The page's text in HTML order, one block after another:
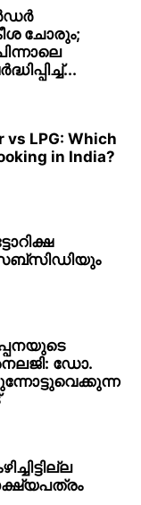
ചോരും;
vs LPG: Which
in India?
സബ്സിഡിയും
ഡോ.